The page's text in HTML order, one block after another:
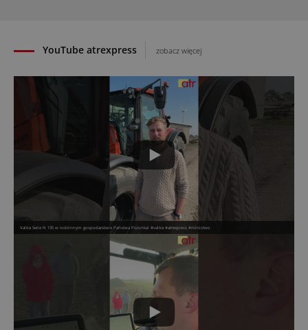
YouTube atrexpress zobacz więcej
Valtra Serie N 135 w rodzinnym gospodarstwie Państwa Pszonka! #valtra #atrexpress #rolnictwo